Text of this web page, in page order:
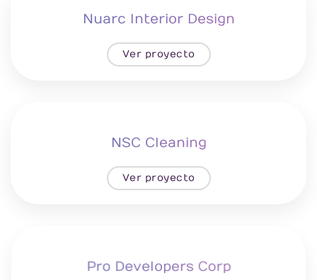
Nuarc Interior Design
Ver proyecto
NSC Cleaning
Ver proyecto
Pro Developers Corp